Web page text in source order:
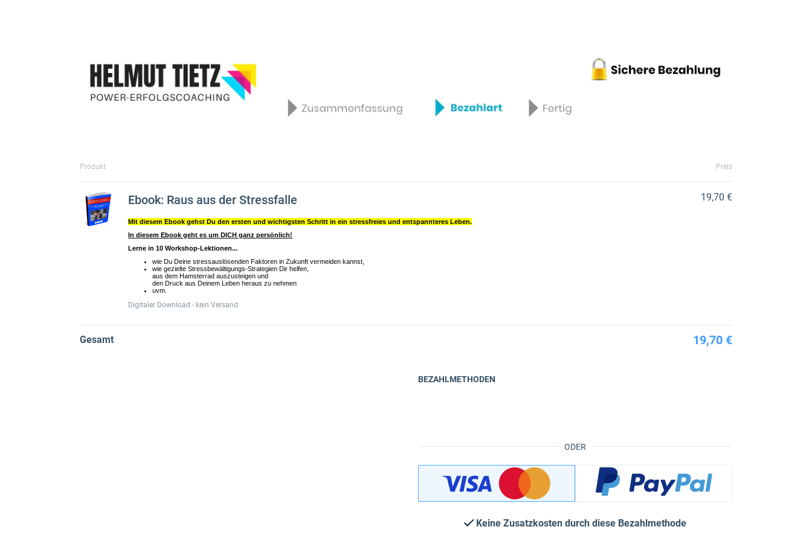
Produkt Preis
Ebook: Raus aus der Stressfalle
Mit diesem Ebook gehst Du den ersten und wichtigsten Schritt in ein stressfreies und entspannteres Leben.
In diesem Ebook geht es um DICH ganz persönlich!
Lerne in 10 Workshop-Lektionen...
wie Du Deine stressauslösenden Faktoren in Zukunft vermeiden kannst,
wie gezielte Stressbewältigungs-Strategien Dir helfen,
aus dem Hamsterrad auszusteigen und
den Druck aus Deinem Leben heraus zu nehmen
uvm.
Digitaler Download - kein Versand
19,70 €
Gesamt 19,70 €
ODER
BEZAHLMETHODEN
Keine Zusatzkosten durch diese Bezahlmethode